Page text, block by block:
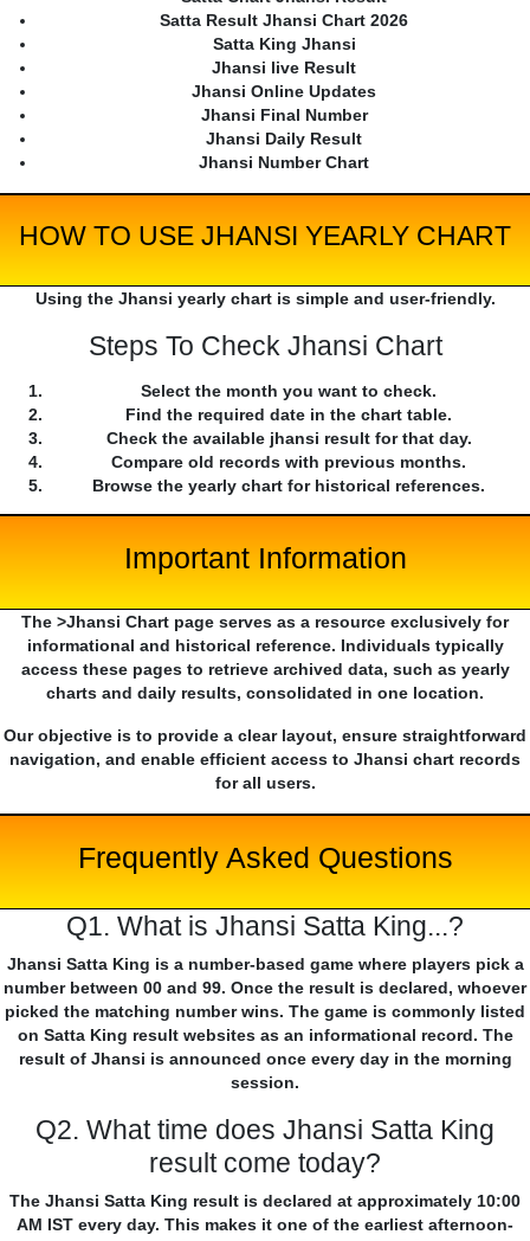
Satta Result Jhansi Chart 2026
Satta King Jhansi
Jhansi live Result
Jhansi Online Updates
Jhansi Final Number
Jhansi Daily Result
Jhansi Number Chart
HOW TO USE JHANSI YEARLY CHART
Using the Jhansi yearly chart is simple and user-friendly.
Steps To Check Jhansi Chart
Select the month you want to check.
Find the required date in the chart table.
Check the available jhansi result for that day.
Compare old records with previous months.
Browse the yearly chart for historical references.
Important Information
The >Jhansi Chart page serves as a resource exclusively for
informational and historical reference. Individuals typically
access these pages to retrieve archived data, such as yearly
charts and daily results, consolidated in one location.
Our objective is to provide a clear layout, ensure straightforward
navigation, and enable efficient access to Jhansi chart records
for all users.
Frequently Asked Questions
Q1. What is Jhansi Satta King...?
Jhansi Satta King is a number-based game where players pick a
number between 00 and 99. Once the result is declared, whoever
picked the matching number wins. The game is commonly listed
on Satta King result websites as an informational record. The
result of Jhansi is announced once every day in the morning
session.
Q2. What time does Jhansi Satta King
result come today?
The Jhansi Satta King result is declared at approximately 10:00
AM IST every day. This makes it one of the earliest afternoon-